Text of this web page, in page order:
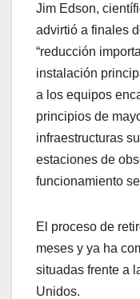
Jim Edson,
advirtió a finales
“reducción
instalación
a los equipos
principios de
infraestructuras
estaciones de
funcionamiento
El proceso de
meses y ya ha
situadas frente a
Unidos.